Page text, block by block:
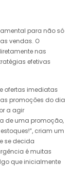
para não só
vendas. O
nas
efetivas
ofertas imediatas
promoções do dia
a agir
de uma promoção,
criam um
se decida
é muitas
que inicialmente